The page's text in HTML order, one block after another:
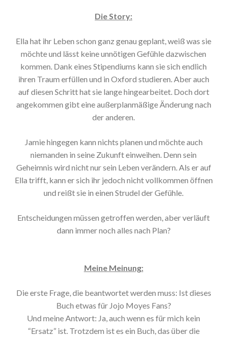
Die Story:
Ella hat ihr Leben schon ganz genau geplant, weiß was sie
möchte und lässt keine unnötigen Gefühle dazwischen
kommen. Dank eines Stipendiums kann sie sich endlich
ihren Traum erfüllen und in Oxford studieren. Aber auch
auf diesen Schritt hat sie lange hingearbeitet. Doch dort
angekommen gibt eine außerplanmäßige Änderung nach
der anderen.
Jamie hingegen kann nichts planen und möchte auch
niemanden in seine Zukunft einweihen. Denn sein
Geheimnis wird nicht nur sein Leben verändern. Als er auf
Ella trifft, kann er sich ihr jedoch nicht vollkommen öffnen
und reißt sie in einen Strudel der Gefühle.
Entscheidungen müssen getroffen werden, aber verläuft
dann immer noch alles nach Plan?
Meine Meinung:
Die erste Frage, die beantwortet werden muss: Ist dieses
Buch etwas für Jojo Moyes Fans?
Und meine Antwort: Ja, auch wenn es für mich kein
“Ersatz” ist. Trotzdem ist es ein Buch, das über die